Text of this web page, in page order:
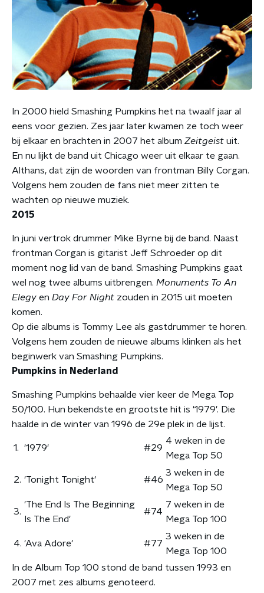
In 2000 hield Smashing Pumpkins het na twaalf jaar al
eens voor gezien. Zes jaar later kwamen ze toch weer
bij elkaar en brachten in 2007 het album Zeitgeist uit.
En nu lijkt de band uit Chicago weer uit elkaar te gaan.
Althans, dat zijn de woorden van frontman Billy Corgan.
Volgens hem zouden de fans niet meer zitten te
wachten op nieuwe muziek.
2015
In juni vertrok drummer Mike Byrne bij de band. Naast
frontman Corgan is gitarist Jeff Schroeder op dit
moment nog lid van de band. Smashing Pumpkins gaat
wel nog twee albums uitbrengen. Monuments To An
Elegy en Day For Night zouden in 2015 uit moeten
komen.
Op die albums is Tommy Lee als gastdrummer te horen.
Volgens hem zouden de nieuwe albums klinken als het
beginwerk van Smashing Pumpkins.
Pumpkins in Nederland
Smashing Pumpkins behaalde vier keer de Mega Top
50/100. Hun bekendste en grootste hit is '1979'. Die
haalde in de winter van 1996 de 29e plek in de lijst.
1. '1979' #29
4 weken in de
Mega Top 50
2. 'Tonight Tonight' #46
3 weken in de
Mega Top 50
3.
'The End Is The Beginning
Is The End'
#74
7 weken in de
Mega Top 100
4. 'Ava Adore' #77
3 weken in de
Mega Top 100
In de Album Top 100 stond de band tussen 1993 en
2007 met zes albums genoteerd.